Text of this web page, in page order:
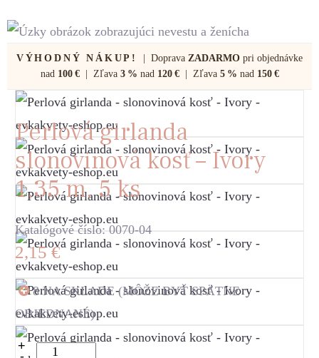
VÝHODNÝ NÁKUP! | Doprava ZADARMO pri objednávke
nad 100 €| Zľava 3 % nad 120 €| Zľava 5 % nad 150 €
Perlová girlanda
slonovinová kosť – Ivory
1,35 m, 5 ks
Katalógové číslo: 0070-04
2,15€
8 NA SKLADE (MÔŽE BYŤ SPÄTNE
OBJEDNANÉ)
+